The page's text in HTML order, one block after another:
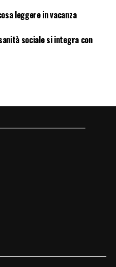
leggere in vacanza
sociale si integra con